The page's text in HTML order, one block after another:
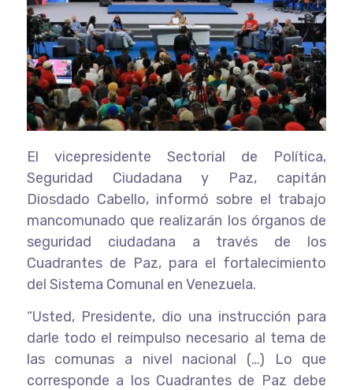
El vicepresidente Sectorial de Política,
Seguridad Ciudadana y Paz, capitán
Diosdado Cabello, informó sobre el trabajo
mancomunado que realizarán los órganos de
seguridad ciudadana a través de los
Cuadrantes de Paz, para el fortalecimiento
del Sistema Comunal en Venezuela.
“Usted, Presidente, dio una instrucción para
darle todo el reimpulso necesario al tema de
las comunas a nivel nacional (…) Lo que
corresponde a los Cuadrantes de Paz debe